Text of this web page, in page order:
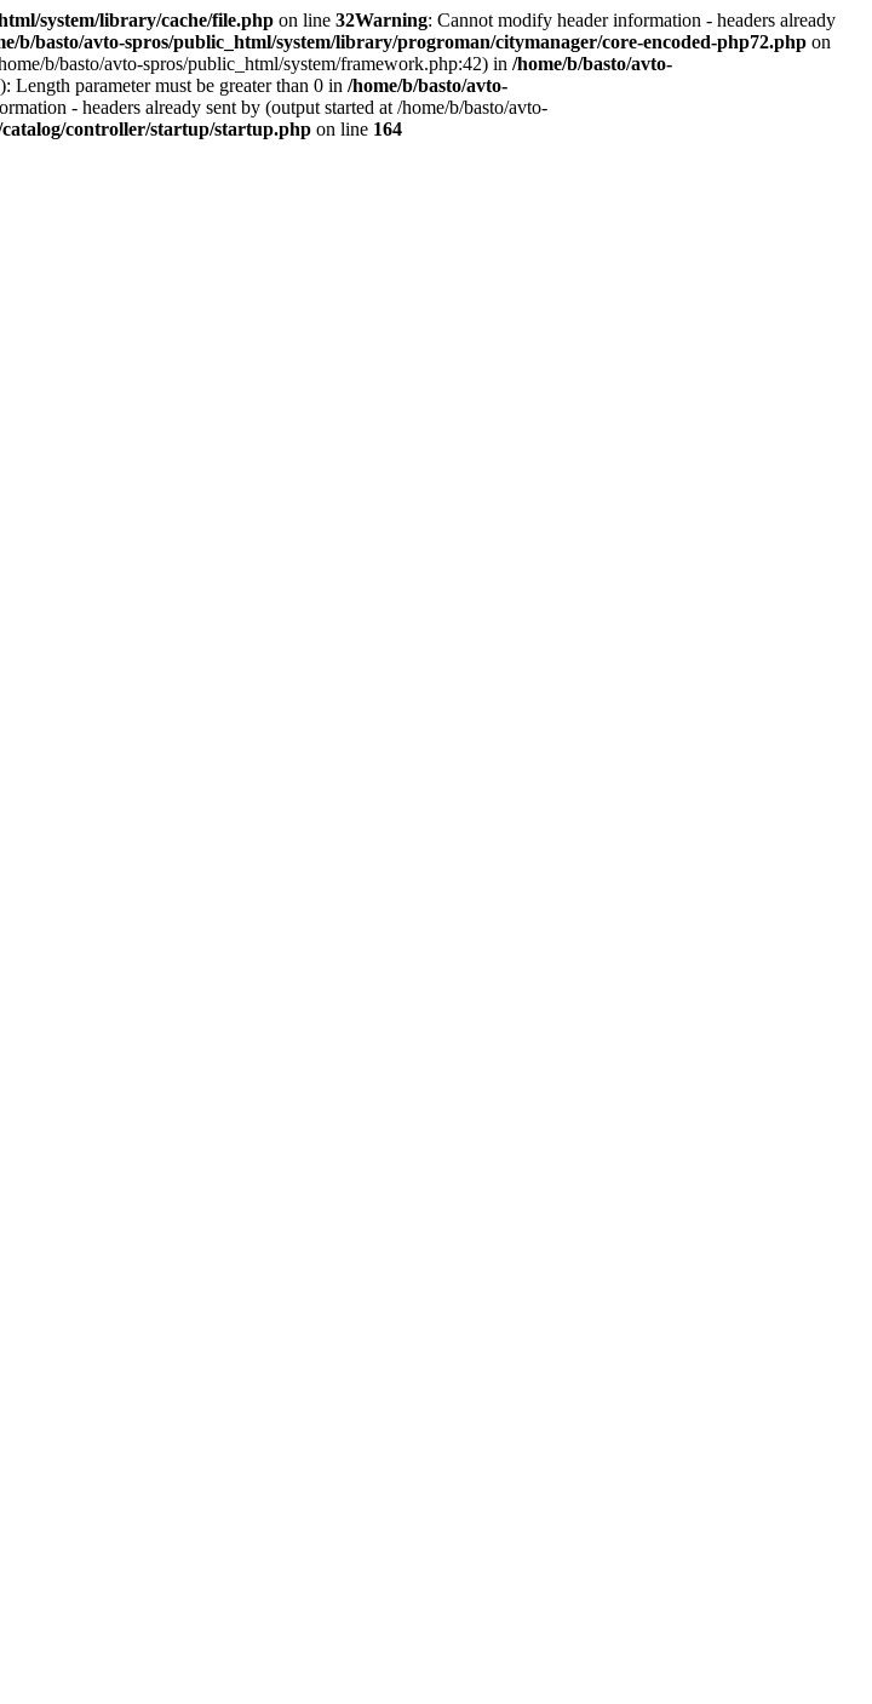
system/library/cache/file.php on line 32Warning: Cannot modify header information - headers already
b/basto/avto-spros/public_html/system/library/progroman/citymanager/core-encoded-php72.php on
b/basto/avto-spros/public_html/system/framework.php:42) in /home/b/basto/avto-
Length parameter must be greater than 0 in /home/b/basto/avto-
- headers already sent by (output started at /home/b/basto/avto-
controller/startup/startup.php on line 164